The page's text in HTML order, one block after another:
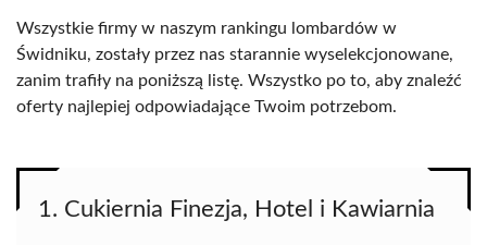
Wszystkie firmy w naszym rankingu lombardów w
Świdniku, zostały przez nas starannie wyselekcjonowane,
zanim trafiły na poniższą listę. Wszystko po to, aby znaleźć
oferty najlepiej odpowiadające Twoim potrzebom.
1. Cukiernia Finezja, Hotel i Kawiarnia